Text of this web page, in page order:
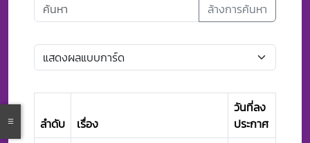
ล้างการค้นหา
ลำดับ เรื่อง
วันที่ลง
ประกาศ